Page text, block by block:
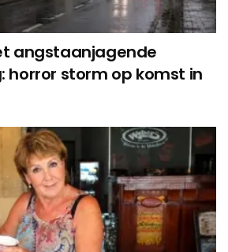
angstaanjagende
horror storm op komst in